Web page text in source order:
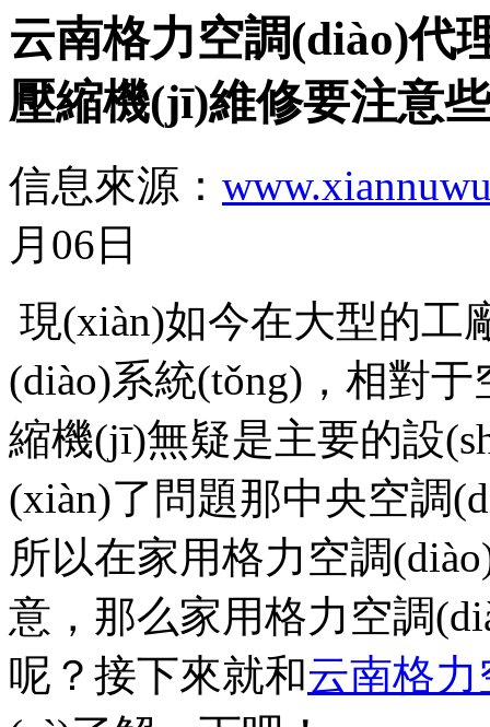
云南格力空調(diào)代
壓縮機(jī)維修要注意
信息來源：
月06日
現(xiàn)如今在大型的工
(diào)系統(tǒng)，相對于
縮機(jī)無疑是主要的設
(xiàn)了問題那中央空調
所以在家用格力空調
意，那么家用格力空
呢？接下來就和云南格力